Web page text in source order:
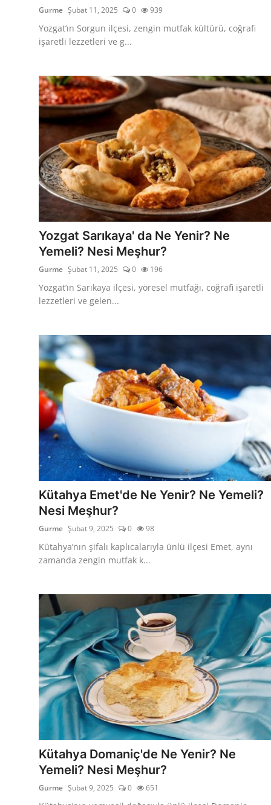
Gurme Şubat 11, 2025 0 939
Yozgat’ın Sorgun ilçesi, zengin mutfak kültürü, coğrafi
işaretli lezzetleri ve g...
Yozgat Sarıkaya' da Ne Yenir? Ne
Yemeli? Nesi Meşhur?
Gurme Şubat 11, 2025 0 196
Yozgat’ın Sarıkaya ilçesi, yöresel mutfağı, coğrafi işaretli
lezzetleri ve gelen...
Kütahya Emet'de Ne Yenir? Ne Yemeli?
Nesi Meşhur?
Gurme Şubat 9, 2025 0 98
Kütahya’nın şifalı kaplıcalarıyla ünlü ilçesi Emet, aynı
zamanda zengin mutfak k...
Kütahya Domaniç'de Ne Yenir? Ne
Yemeli? Nesi Meşhur?
Gurme Şubat 9, 2025 0 651